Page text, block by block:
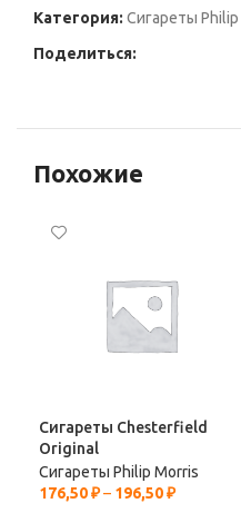
Категория: Сигареты
Поделиться:
Похожие
Сигареты Chesterfield
Original
Сигареты Philip Morris
176,50₽– 196,50₽